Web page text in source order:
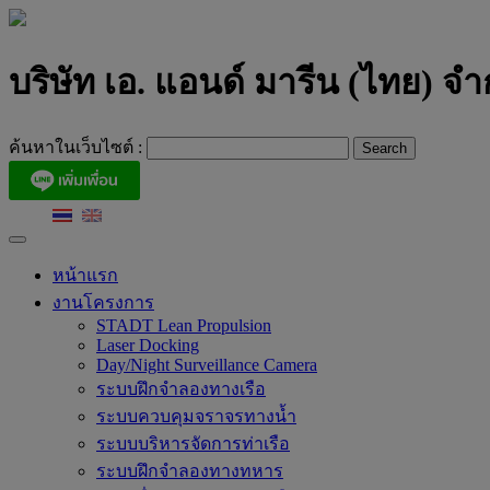
Skip
บริษัท เอ. แอนด์ มารีน (ไทย) จ
ค้นหาในเว็บไซต์ :
หน้าแรก
งานโครงการ
STADT Lean Propulsion
Laser Docking
Day/Night Surveillance Camera
ระบบฝึกจำลองทางเรือ
ระบบควบคุมจราจรทางน้ำ
ระบบบริหารจัดการท่าเรือ
ระบบฝึกจำลองทางทหาร